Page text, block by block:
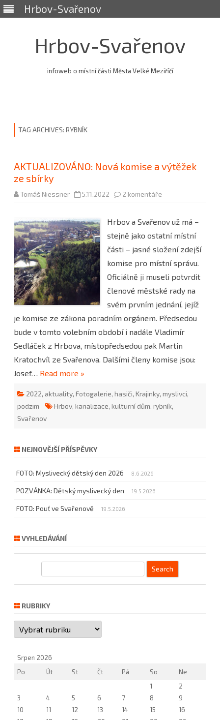
Hrbov-Svařenov
Hrbov-Svařenov
infoweb o místní části Města Velké Meziříčí
TAG ARCHIVES: RYBNÍK
AKTUALIZOVÁNO: Nová komise a výtěžek
ze sbírky
Tomáš Niessner 5.11.2022 2 komentáře
AKTUALIZOVÁNO:
komise
výtěžek
sbírky
Hrbov a Svařenov už má –
stejně jako ostatní místní
části – jasné složení zdejší
komise pro místní správu.
Oficiálně ji museli potvrdit
členové městské rady na
svém prvním jednání, jejíž
je komise ze zákona poradním orgánem. Předsedou
bude v tomto volebním období i nadále Vladimír
Sedláček z Hrbova, místopředsedou pak Martin
Kratochvíl ze Svařenova. Dalšími členy komise jsou:
Josef… Read more »
2022, aktuality, Fotogalerie, hasiči, Krajinky, myslivci,
podzim
Hrbov, kanalizace, kulturní dům, rybník,
Svařenov
NEJNOVĚJŠÍ PŘÍSPĚVKY
FOTO: Myslivecký dětský den 2026 8.6.2026
POZVÁNKA: Dětský myslivecký den 19.5.2026
FOTO: Pouť ve Svařenově 19.5.2026
VYHLEDÁVÁNÍ
r
RUBRIKY
Rubriky
Srpen 2026
Po
Út St Čt Pá So
Ne
1
2
3
4 5 6 7 8
9
10
11 12 13 14 15
16